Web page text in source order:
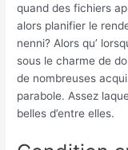
quand des fichiers
alors planifier le
nenni? Alors qu’
sous le charme de
de nombreuses
parabole. Assez
belles d’entre elles.